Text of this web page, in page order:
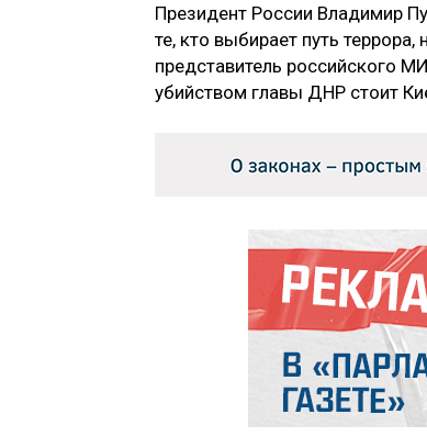
Президент России Владимир
те, кто выбирает путь
представитель российского
убийством главы ДНР стоит